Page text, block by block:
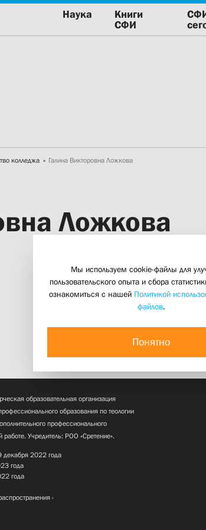
Наука
Книги
СФИ
колледжа Галина Викторовна Ложкова
Ложкова
Мы используем cookie-файлы для
пользовательского опыта и сбора
ознакомиться с нашей Политикой
файлов.
Понятно
образовательная организация
образования по теологии
профессионального
работе. Учредитель: РОО «Сретение».
декабря 2022 года
года
года